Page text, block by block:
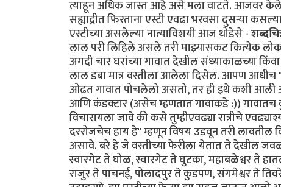
त्याहून अधिक जास्त आहे असे मला वाटते. आजवर
सह्याद्रीत फिरताना एस्टी एवढा भरवसा दुसर्‍या
एस्टीच्या असलेल्या नात्याविशयी आज थोडेसे -
लाल परी लिहिले असले तरी माझ्यासकट कित्येक
अगदी चार घरांच्या गावात देखील संध्याकाळच्या
लाल डबा मात्र वस्तीला आलेला दिसेल. आपण आधीच
ओढत गावात पोचलेलो असतो, तर ही इथे कशी आली
आणि कंडक्टार (असेच म्हणतात गावाकडे :))
विचारायला जावे की कसे तुम्हीएवढ्या रात्रीचे
दररोजचेच हाय हे" म्हणून विषय उडवून तरी
असावे. बरे हे जे वस्तीच्या फेरीला येतात ते देखील
स्वारगेट ते घोळ, स्वारगेट ते घुटका, महाबळेश्वर ते
राजुर ते पाचनई, पोलादपुर ते कुडपण, संगमेश्वर ते